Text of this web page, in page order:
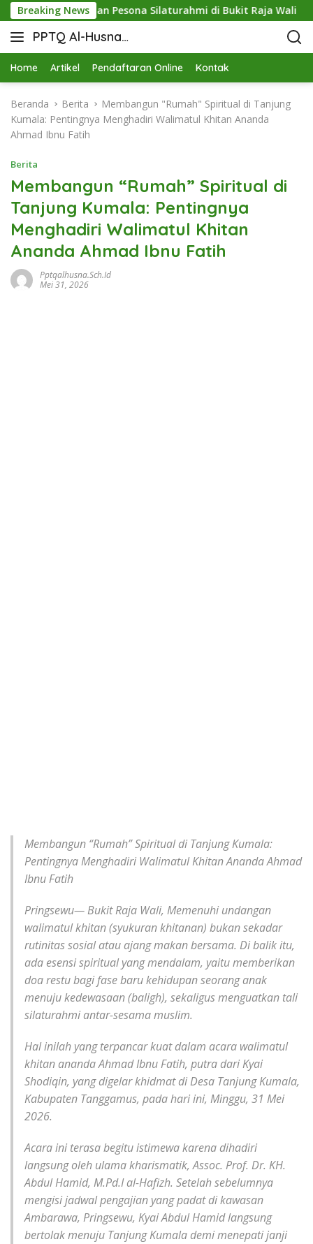
Breaking Newsdan Pesona Silaturahmi di Bukit Raja Wali
PPTQ Al-Husna
Bukit Raja Wali
Home Artikel Pendaftaran Online Kontak
Beranda Berita
Membangun "Rumah" Spiritual di Tanjung
Kumala: Pentingnya Menghadiri Walimatul Khitan Ananda
Ahmad Ibnu Fatih
Berita
Membangun “Rumah” Spiritual di
Tanjung Kumala: Pentingnya
Menghadiri Walimatul Khitan
Ananda Ahmad Ibnu Fatih
Pptqalhusna.sch.id
Mei 31, 2026
Membangun “Rumah” Spiritual di Tanjung Kumala:
Pentingnya Menghadiri Walimatul Khitan Ananda Ahmad
Ibnu Fatih
Pringsewu— Bukit Raja Wali, Memenuhi undangan
walimatul khitan (syukuran khitanan) bukan sekadar
rutinitas sosial atau ajang makan bersama. Di balik itu,
ada esensi spiritual yang mendalam, yaitu memberikan
doa restu bagi fase baru kehidupan seorang anak
menuju kedewasaan (baligh), sekaligus menguatkan tali
silaturahmi antar-sesama muslim.
Hal inilah yang terpancar kuat dalam acara walimatul
khitan ananda Ahmad Ibnu Fatih, putra dari Kyai
Shodiqin, yang digelar khidmat di Desa Tanjung Kumala,
Kabupaten Tanggamus, pada hari ini, Minggu, 31 Mei
2026.
Acara ini terasa begitu istimewa karena dihadiri
langsung oleh ulama kharismatik, Assoc. Prof. Dr. KH.
Abdul Hamid, M.Pd.I al-Hafizh. Setelah sebelumnya
mengisi jadwal pengajian yang padat di kawasan
Ambarawa, Pringsewu, Kyai Abdul Hamid langsung
bertolak menuju Tanjung Kumala demi menepati janji